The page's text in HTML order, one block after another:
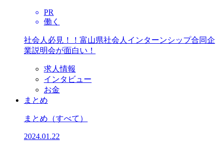
PR
働く
社会人必見！！富山県社会人インターンシップ合同企
業説明会が面白い！
求人情報
インタビュー
お金
まとめ
まとめ （すべて）
2024.01.22